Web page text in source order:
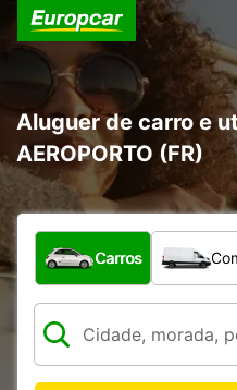
Aluguer de carro e
AEROPORTO (FR)
Que tipo de veículo
Carros